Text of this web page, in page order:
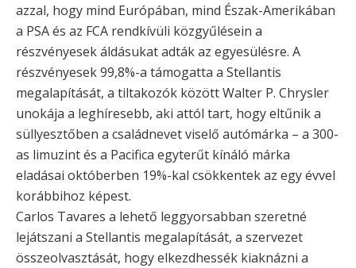
azzal, hogy mind Európában, mind Észak-Amerikában
a PSA és az FCA rendkívüli közgyűlésein a
részvényesek áldásukat adták az egyesülésre. A
részvényesek 99,8%-a támogatta a Stellantis
megalapítását, a tiltakozók között Walter P. Chrysler
unokája a leghíresebb, aki attól tart, hogy eltűnik a
süllyesztőben a családnevet viselő autómárka – a 300-
as limuzint és a Pacifica egyterűt kínáló márka
eladásai októberben 19%-kal csökkentek az egy évvel
korábbihoz képest.
Carlos Tavares a lehető leggyorsabban szeretné
lejátszani a Stellantis megalapítását, a szervezet
összeolvasztását, hogy elkezdhessék kiaknázni a